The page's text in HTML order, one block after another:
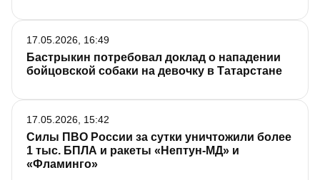
Бастрыкин потребовал доклад о нападении
бойцовской собаки на девочку в Татарстане
17.05.2026, 16:49
Силы ПВО России за сутки уничтожили более
1 тыс. БПЛА и ракеты «Нептун-МД» и
«Фламинго»
17.05.2026, 15:42